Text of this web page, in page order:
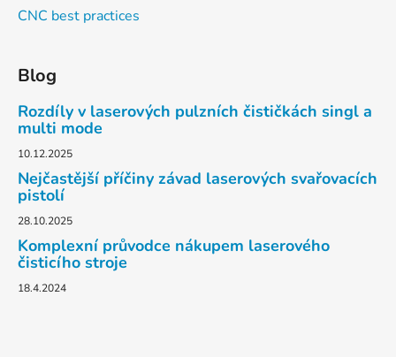
CNC best practices
Blog
Rozdíly v laserových pulzních čističkách singl a
multi mode
10.12.2025
Nejčastější příčiny závad laserových svařovacích
pistolí
28.10.2025
Komplexní průvodce nákupem laserového
čisticího stroje
18.4.2024